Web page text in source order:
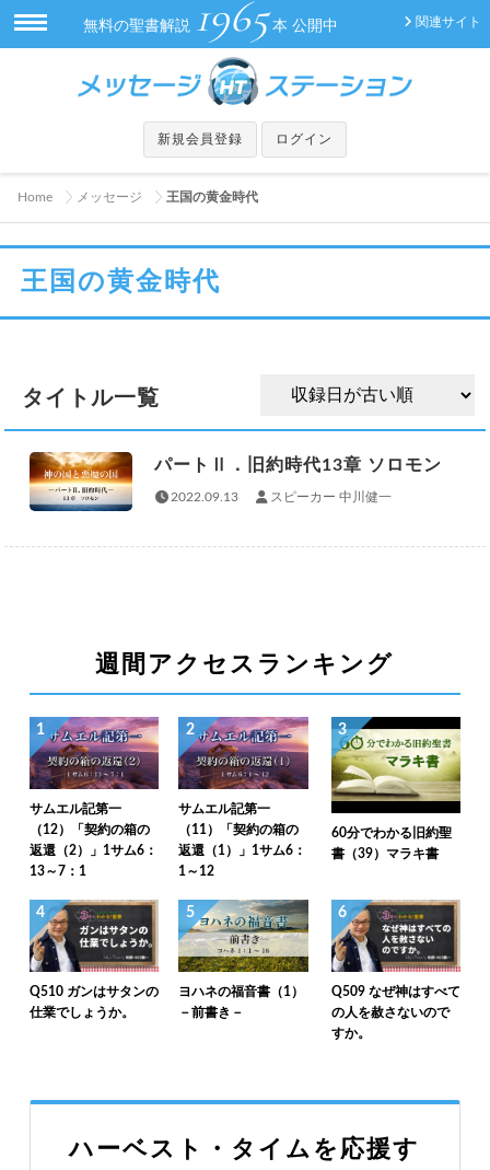
関連サイト
無料の聖書解説 1965 本 公開中
新規会員登録 ログイン
Home メッセージ 王国の黄金時代
王国の黄金時代
タイトル一覧
パートⅡ．旧約時代13章 ソロモン
2022.09.13 スピーカー 中川健一
週間アクセスランキング
1
サムエル記第一
（12）「契約の箱の
返還（2）」1サム6：
13～7：1
2
サムエル記第一
（11）「契約の箱の
返還（1）」1サム6：
1～12
3
60分でわかる旧約聖
書（39）マラキ書
4
Q510 ガンはサタンの
仕業でしょうか。
5
ヨハネの福音書（1）
－前書き－
6
Q509 なぜ神はすべて
の人を赦さないので
すか。
ハーベスト・タイムを応援す